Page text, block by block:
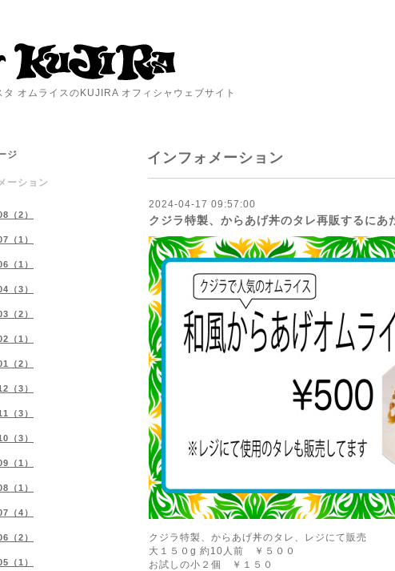
タ オムライスのKUJIRA オフィシャウェブサイト
インフォメーション
2024-04-17 09:57:00
クジラ特製、からあげ丼のタレ再販するに
クジラ特製、からあげ丼のタレ、レジにて販売
大１５０g 約10人前 ￥５００
お試しの小２個 ￥１５０
ジ
ーション
（2）
（1）
（1）
（3）
（2）
（1）
（2）
（3）
（3）
（3）
（1）
（1）
（4）
（2）
（1）